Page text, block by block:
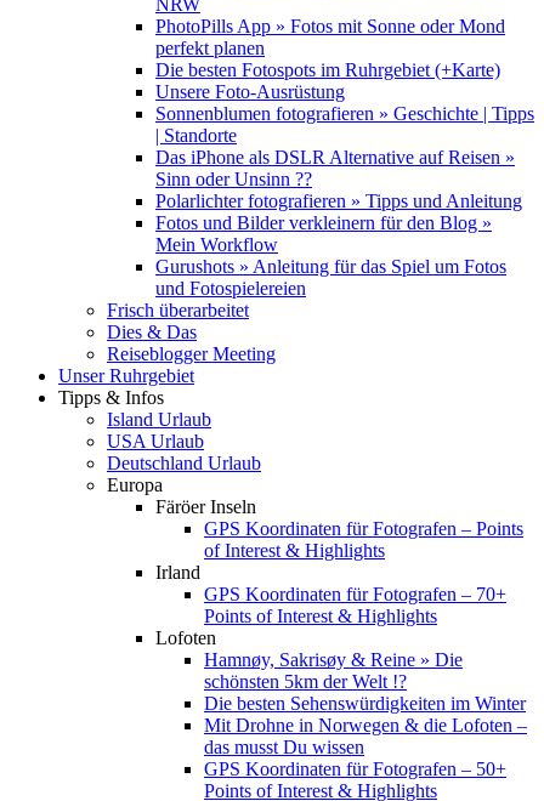
NRW
PhotoPills App » Fotos mit Sonne oder Mond
perfekt planen
Die besten Fotospots im Ruhrgebiet (+Karte)
Unsere Foto-Ausrüstung
Sonnenblumen fotografieren » Geschichte | Tipps
| Standorte
Das iPhone als DSLR Alternative auf Reisen »
Sinn oder Unsinn ??
Polarlichter fotografieren » Tipps und Anleitung
Fotos und Bilder verkleinern für den Blog »
Mein Workflow
Gurushots » Anleitung für das Spiel um Fotos
und Fotospielereien
Frisch überarbeitet
Dies & Das
Reiseblogger Meeting
Unser Ruhrgebiet
Tipps & Infos
Island Urlaub
USA Urlaub
Deutschland Urlaub
Europa
Färöer Inseln
GPS Koordinaten für Fotografen – Points
of Interest & Highlights
Irland
GPS Koordinaten für Fotografen – 70+
Points of Interest & Highlights
Lofoten
Hamnøy, Sakrisøy & Reine » Die
schönsten 5km der Welt !?
Die besten Sehenswürdigkeiten im Winter
Mit Drohne in Norwegen & die Lofoten –
das musst Du wissen
GPS Koordinaten für Fotografen – 50+
Points of Interest & Highlights